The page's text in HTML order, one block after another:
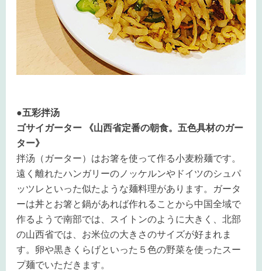
●五彩拌汤
ゴサイガーター 《山西省定番の朝食。五色具材のガー
ター》
拌汤（ガーター）はお箸を使って作る小麦粉麺です。
遠く離れたハンガリーのノッケルンやドイツのシュパ
ッツレといった似たような麺料理があります。ガータ
ーは丼とお箸と鍋があれば作れることから中国全域で
作るようで南部では、スイトンのように大きく、北部
の山西省では、お米位の大きさのサイズが好まれま
す。卵や黒きくらげといった５色の野菜を使ったスー
プ麺でいただきます。